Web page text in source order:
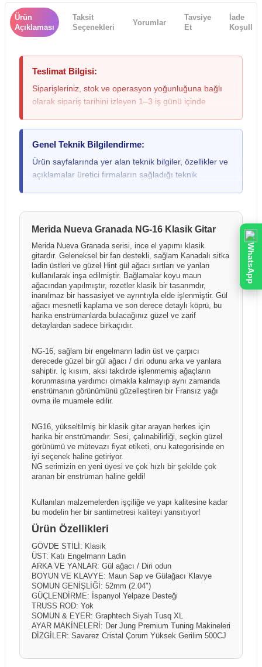
Ürün
Açıklaması
Taksit
Seçenekleri
Yorumlar
Tavsiye
Et
İade
Koşulları
Teslimat Bilgisi:
Siparişleriniz, stok ve operasyon yoğunluğuna bağlı
olarak sipariş tarihini izleyen 1–3 iş günü içinde
değişebileceğinden lütfen siparişinizi oluştururken bu
durumu göz önünde bulundurunuz. Teslimat sırasında
fiziksel bir hasar fark ederseniz ya da gitar, keman,
davul gibi yüksek hassasiyete sahip ürünlerde dış
kutuda hasar olmasa bile darbe kaynaklı iç hasar
edilmesi durumunda, teslimat öncesinde kargo
görevlisine "Hasar Tespit Tutanağı" tutturulması yasal
bir zorunluluktur; bu işlem sayesinde taşıma kaynaklı
hasarlarda kargo firması nezdinde tazmin süreci
başlatılabilirken, tutanaksız teslim alınan gönderilerde
hasarın taşıma aşamasında oluştuğu ispatlanamadığı
için sonradan yapılacak bildirimler kabul
edilememektedir.
Genel Teknik Bilgilendirme:
Ürün sayfalarında yer alan teknik bilgiler, özellikler ve
açıklamalar üretici firmaların sağladığı teknik
sonuçları; kullanım şekli, kurulum ortamı, elektrik
altyapısı, kullanılan diğer ekipmanlar ve çevresel
firmalar ürün özelliklerinde önceden bildirim
yapmaksızın değişiklik yapma hakkını saklı tutabilir.
Kutu içeriği ve ürünle birlikte sunulan aksesuarlar
üretici firma ve dağıtım politikalarına bağlı olarak ülke,
bölge veya parti bazında farklılık gösterebilir. Ürün
sayfalarında yer alan görseller temsilî amaçlı olabilir
ve gerçek ürün, kutu içeriği veya renk tonları
Merida Nueva Granada NG-16 Klasik Gitar
Merida Nueva Granada serisi, ince el yapımı klasik
gitardır. Geleneksel bir fan destekli, sağlam Kanadalı sitka
ladin üstleri ve güzel Hint gül ağacı sırtları ve yanları
kullanılarak inşa edilmiştir. Bağlamalar koyu maun
ağacından yapılmıştır, rozetler klasik bir tasarımdır,
inanılmaz bir hassasiyet ve ayrıntıyla elde işlenmiştir. Gül
ağacı mesnetli kaplama ve son derece detaylı köprü, bu
harika enstrümanlarda bulacağınız güzel ve zarif
detaylardan sadece birkaçıdır.
NG-16, sağlam bir engelmann ladin üst ve çarpıcı
derecede güzel bir gül ağacı / diri odunu arka ve yanlara
sahiptir. İç kısım, aksi takdirde işlenmemiş ağaçların
korunmasına yardımcı olmakla kalmayıp aynı zamanda
enstrümanın görünümünü güzelleştiren bir Fransız yağı
ovma ile muamele edilir.
NG16, yükseltilmiş bir klasik gitar arayan herkes için
harika bir enstrümandır. Sesi, çalınabilirliği, seçkin güzel
görünümü ve mütevazı fiyat etiketi, onu kategorisinde en
iyi seçenek haline getiriyor.
NG serimizin en yeni üyesi ve çok hızlı bir şekilde çok
aranan bir enstrüman haline geldi!
Kullanılan malzemelerden işçiliğe ve yapı kalitesine kadar
bu modelin her bir santimetresi kaliteyi yansıtıyor!
Ürün Özellikleri
GÖVDE STİLİ: Klasik
ÜST: Katı Engelmann Ladin
ARKA VE YANLAR: Gül ağacı / Diri odun
BOYUN VE KLAVYE: Maun Sap ve Gülağacı Klavye
SOMUN GENİŞLİĞİ: 52mm (2.04")
GÜÇLENDİRME: İspanyol Yelpaze Desteği
TRUSS ROD: Yok
SOMUN & EYER: Graphtech Siyah Tusq XL
AYAR MAKİNELERİ: Der Jung Premium Tuning Makineleri
DİZGİLER: Savarez Cristal Çorum Yüksek Gerilim 500CJ
WhatsApp